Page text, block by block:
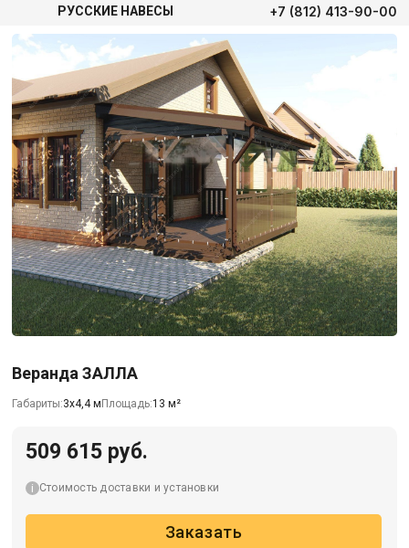
РУССКИЕ НАВЕСЫ +7 (812) 413-90-00
Веранда ЗАЛЛА
Габариты:3х4,4 м Площадь:13 м²
509 615 руб.
Стоимость доставки и установки
Заказать